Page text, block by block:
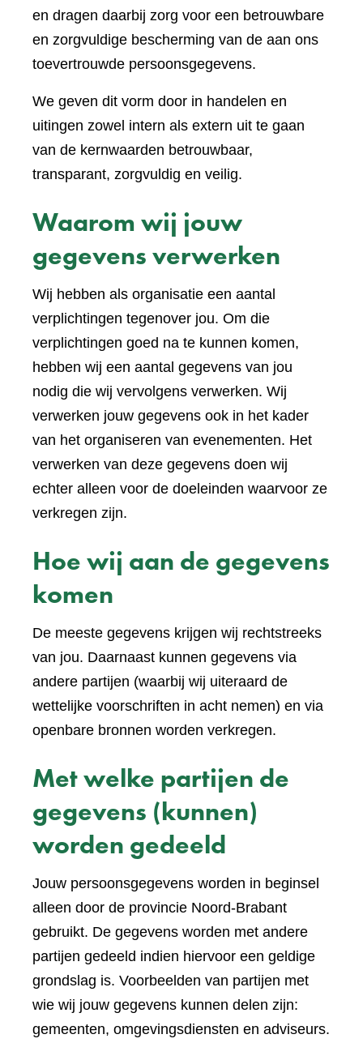
en dragen daarbij zorg voor een betrouwbare
en zorgvuldige bescherming van de aan ons
toevertrouwde persoonsgegevens.
We geven dit vorm door in handelen en
uitingen zowel intern als extern uit te gaan
van de kernwaarden betrouwbaar,
transparant, zorgvuldig en veilig.
Waarom wij jouw
gegevens verwerken
Wij hebben als organisatie een aantal
verplichtingen tegenover jou. Om die
verplichtingen goed na te kunnen komen,
hebben wij een aantal gegevens van jou
nodig die wij vervolgens verwerken. Wij
verwerken jouw gegevens ook in het kader
van het organiseren van evenementen. Het
verwerken van deze gegevens doen wij
echter alleen voor de doeleinden waarvoor ze
verkregen zijn.
Hoe wij aan de gegevens
komen
De meeste gegevens krijgen wij rechtstreeks
van jou. Daarnaast kunnen gegevens via
andere partijen (waarbij wij uiteraard de
wettelijke voorschriften in acht nemen) en via
openbare bronnen worden verkregen.
Met welke partijen de
gegevens (kunnen)
worden gedeeld
Jouw persoonsgegevens worden in beginsel
alleen door de provincie Noord-Brabant
gebruikt. De gegevens worden met andere
partijen gedeeld indien hiervoor een geldige
grondslag is. Voorbeelden van partijen met
wie wij jouw gegevens kunnen delen zijn:
gemeenten, omgevingsdiensten en adviseurs.